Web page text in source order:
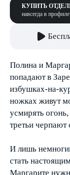
КУПИТЬ
навсегда в
Полина и
попадают в
избушках-на-
ножках живут
усмирять
третьи черпают
И лишь
стать
Маргарите